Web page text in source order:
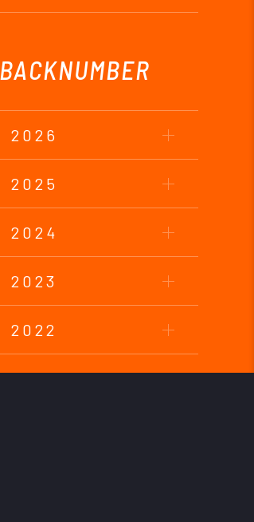
BACKNUMBER
2026
2025
2024
2023
2022
2021